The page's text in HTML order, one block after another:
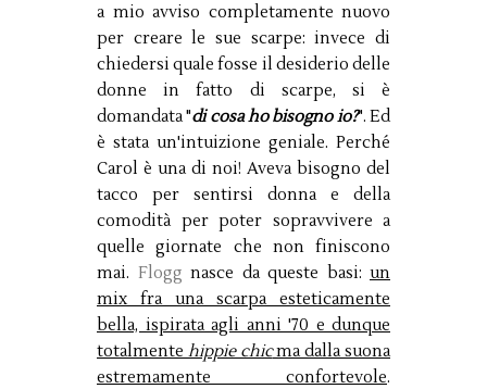
a mio avviso completamente nuovo
per creare le sue scarpe: invece di
chiedersi quale fosse il desiderio delle
donne in fatto di scarpe, si è
domandata "di cosa ho bisogno io?". Ed
è stata un'intuizione geniale. Perché
Carol è una di noi! Aveva bisogno del
tacco per sentirsi donna e della
comodità per poter sopravvivere a
quelle giornate che non finiscono
mai. Flogg nasce da queste basi: un
mix fra una scarpa esteticamente
bella, ispirata agli anni '70 e dunque
totalmente hippie chicma dalla suona
estremamente confortevole.